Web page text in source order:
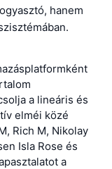
hanem
a lineáris és
elméi közé
Rich M, Nikolay
Isla Rose és
a